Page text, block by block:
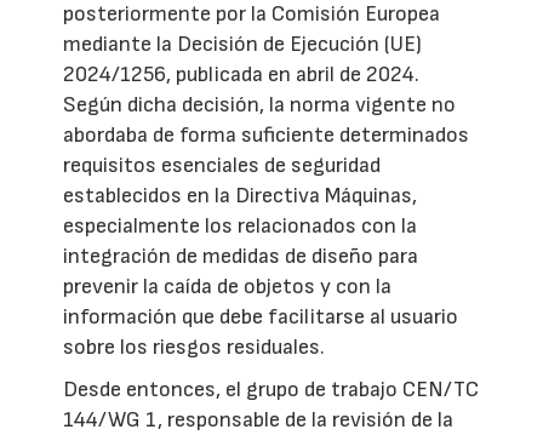
posteriormente por la Comisión Europea
mediante la Decisión de Ejecución (UE)
2024/1256, publicada en abril de 2024.
Según dicha decisión, la norma vigente no
abordaba de forma suficiente determinados
requisitos esenciales de seguridad
establecidos en la Directiva Máquinas,
especialmente los relacionados con la
integración de medidas de diseño para
prevenir la caída de objetos y con la
información que debe facilitarse al usuario
sobre los riesgos residuales.
Desde entonces, el grupo de trabajo CEN/TC
144/WG 1, responsable de la revisión de la